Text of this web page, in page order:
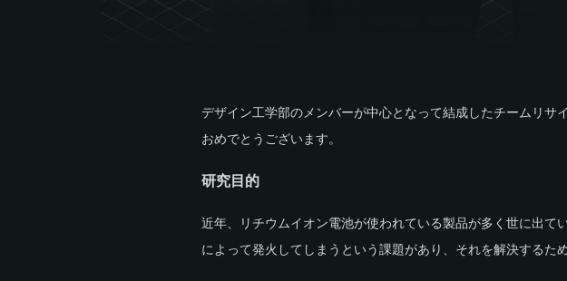
デザイン工学部のメンバーが中心となって結成したチームリサ
おめでとうございます。
研究目的
近年、リチウムイオン電池が使われている製品が多く世に出
によって発火してしまうという課題があり、それを解決するた